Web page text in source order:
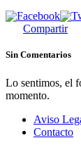
Compartir
Sin Comentarios
Lo sentimos, el
momento.
Aviso
Contacto